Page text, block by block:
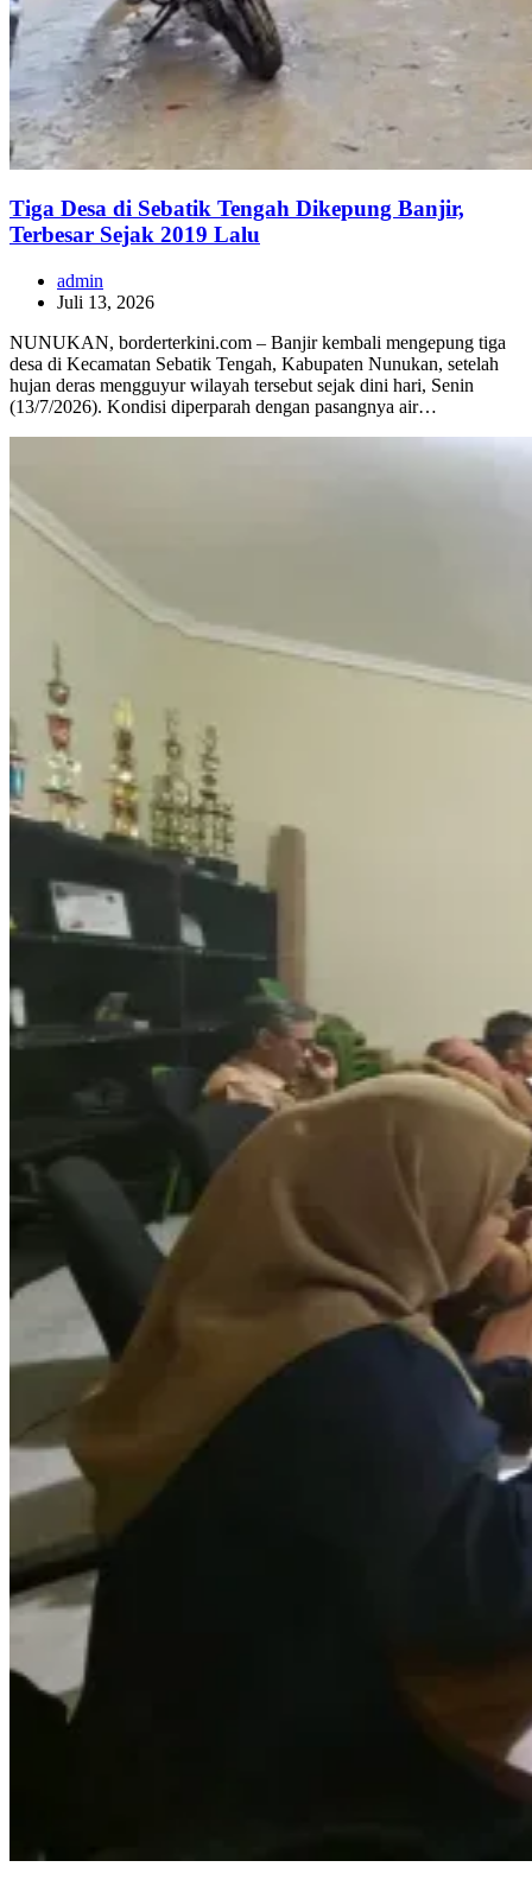
Tiga Desa di Sebatik Tengah Dikepung Banjir,
Terbesar Sejak 2019 Lalu
admin
Juli 13, 2026
NUNUKAN, borderterkini.com – Banjir kembali mengepung tiga
desa di Kecamatan Sebatik Tengah, Kabupaten Nunukan, setelah
hujan deras mengguyur wilayah tersebut sejak dini hari, Senin
(13/7/2026). Kondisi diperparah dengan pasangnya air…